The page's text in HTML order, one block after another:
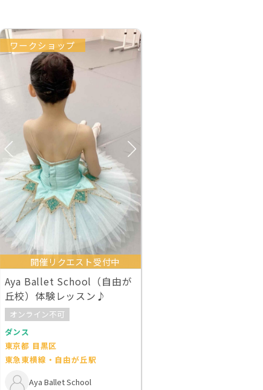
ワークショップ
開催リクエスト受付中
Aya Ballet School（自由が
丘校）体験レッスン♪
オンライン不可
ダンス
東京都 目黒区
東急東横線・自由が丘駅
Aya Ballet School